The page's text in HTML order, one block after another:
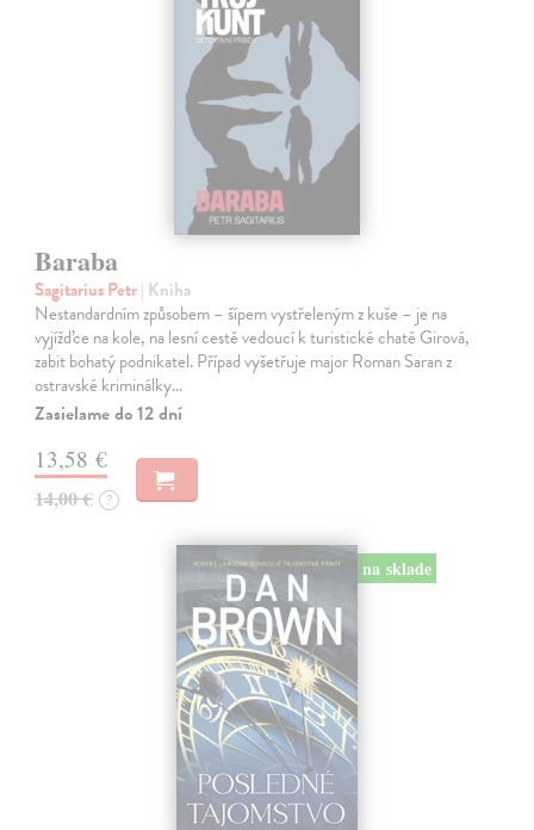
Baraba
Sagitarius Petr| Kniha
Nestandardním způsobem – šípem vystřeleným z kuše – je na
vyjížďce na kole, na lesní cestě vedoucí k turistické chatě Girová,
zabit bohatý podnikatel. Případ vyšetřuje major Roman Saran z
ostravské kriminálky…
Zasielame do 12 dní
13,58 €
14,00 € ?
na sklade